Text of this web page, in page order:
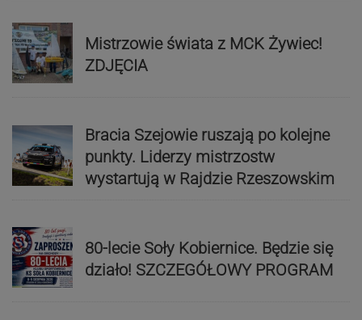
Mistrzowie świata z MCK Żywiec!
ZDJĘCIA
Bracia Szejowie ruszają po kolejne
punkty. Liderzy mistrzostw
wystartują w Rajdzie Rzeszowskim
80-lecie Soły Kobiernice. Będzie się
działo! SZCZEGÓŁOWY PROGRAM